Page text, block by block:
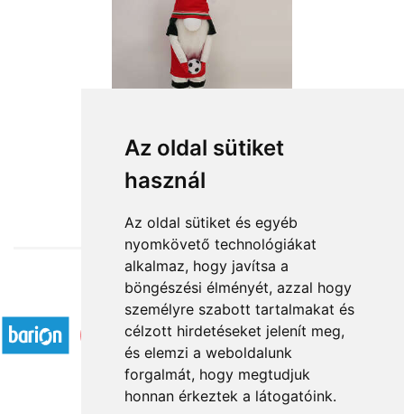
Az oldal sütiket
használ
Az oldal sütiket és egyéb
nyomkövető technológiákat
alkalmaz, hogy javítsa a
böngészési élményét, azzal hogy
személyre szabott tartalmakat és
célzott hirdetéseket jelenít meg,
és elemzi a weboldalunk
forgalmát, hogy megtudjuk
honnan érkeztek a látogatóink.
from HUF18,560
Accepted payment methods